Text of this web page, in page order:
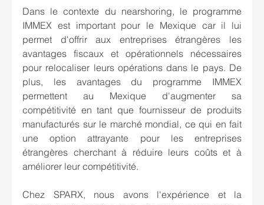
Dans le contexte du nearshoring, le programme
IMMEX est important pour le Mexique car il lui
permet d'offrir aux entreprises étrangères les
avantages fiscaux et opérationnels nécessaires
pour relocaliser leurs opérations dans le pays. De
plus, les avantages du programme IMMEX
permettent au Mexique d'augmenter sa
compétitivité en tant que fournisseur de produits
manufacturés sur le marché mondial, ce qui en fait
une option attrayante pour les entreprises
étrangères cherchant à réduire leurs coûts et à
améliorer leur compétitivité.
Chez SPARX, nous avons l'expérience et la